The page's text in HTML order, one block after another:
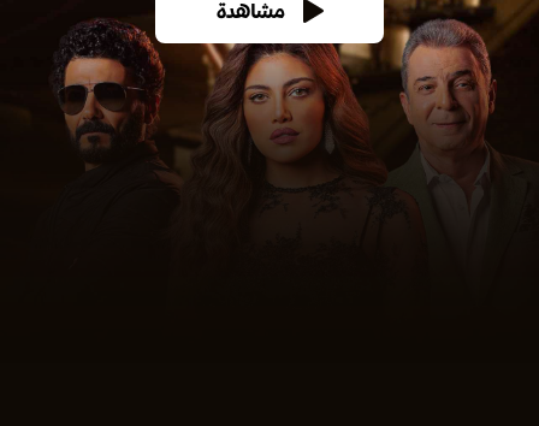
مشاهدة